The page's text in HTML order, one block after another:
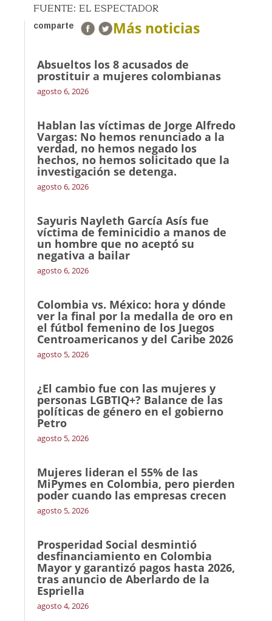
FUENTE: EL ESPECTADOR
comparte Más noticias
Absueltos los 8 acusados de
prostituir a mujeres colombianas
agosto 6, 2026
Hablan las víctimas de Jorge Alfredo
Vargas: No hemos renunciado a la
verdad, no hemos negado los
hechos, no hemos solicitado que la
investigación se detenga.
agosto 6, 2026
Sayuris Nayleth García Asís fue
víctima de feminicidio a manos de
un hombre que no aceptó su
negativa a bailar
agosto 6, 2026
Colombia vs. México: hora y dónde
ver la final por la medalla de oro en
el fútbol femenino de los Juegos
Centroamericanos y del Caribe 2026
agosto 5, 2026
¿El cambio fue con las mujeres y
personas LGBTIQ+? Balance de las
políticas de género en el gobierno
Petro
agosto 5, 2026
Mujeres lideran el 55% de las
MiPymes en Colombia, pero pierden
poder cuando las empresas crecen
agosto 5, 2026
Prosperidad Social desmintió
desfinanciamiento en Colombia
Mayor y garantizó pagos hasta 2026,
tras anuncio de Aberlardo de la
Espriella
agosto 4, 2026